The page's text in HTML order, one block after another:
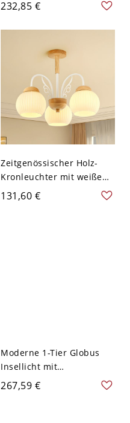
einstellbarer Länge -
110V-120V Grün 36,83 cm
232,85 €
Zeitgenössischer Holz-
Kronleuchter mit weißem
Glasschirm und LED-
Beleuchtung für den
131,60 €
Moderne 1-Tier Globus
Insellicht mit
einstellbarer
Aufhängelänge - 110V-
267,59 €